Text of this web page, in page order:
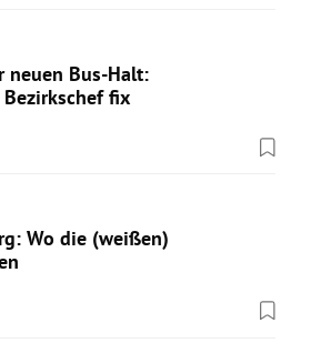
neuen Bus-Halt:
fix
Wo die (weißen)